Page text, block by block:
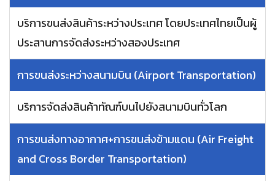
บริการขนส่งสินค้าระหว่างประเทศ โดยประเทศไทยเป็นผู้
ประสานการจัดส่งระหว่างสองประเทศ
การขนส่งระหว่างสนามบิน (Airport Transportation)
บริการจัดส่งสินค้าทัณฑ์บนไปยังสนามบินทั่วโลก
การขนส่งทางอากาศ+การขนส่งข้ามแดน (Air Freight
and Cross Border Transportation)